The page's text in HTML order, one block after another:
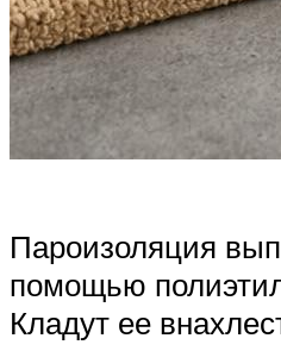
Пароизоляция
помощью
Кладут ее